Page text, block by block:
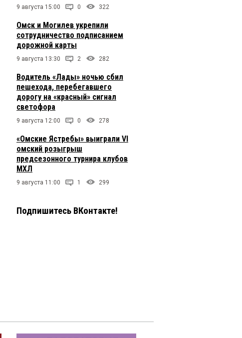
9 августа 15:00 0 322
Омск и Могилев укрепили
сотрудничество подписанием
дорожной карты
9 августа 13:30 2 282
Водитель «Лады» ночью сбил
пешехода, перебегавшего
дорогу на «красный» сигнал
светофора
9 августа 12:00 0 278
«Омские Ястребы» выиграли VI
омский розыгрыш
предсезонного турнира клубов
МХЛ
9 августа 11:00 1 299
Подпишитесь ВКонтакте!